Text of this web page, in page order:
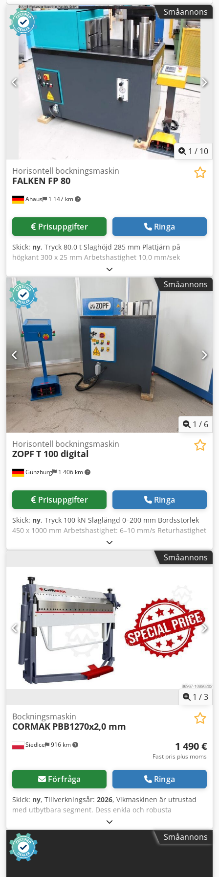
(stål/ALU/rostfritt) Crsdoxabkbspfx Ad Iof -
Elektrohydraulisk justering av under- och sidovalsar -
Linjär styrning av sidovalsar - Övervals driven av kraftfull
elmotor och planetväxel - Fristående, separat
manöverbord - Härdade valsar SAE 1050 (CK 45) och
bombade - Konisk bockenhet - 3x axel digital display för
exakta valslägen - Elektrohydrauliskt vridlager -
Bruksanvisning (PDF)
Småannons
1 / 10
Ahaus 1 147 km
Horisontell bockningsmaskin
FALKEN FP 80
Prisuppgifter Ringa
Skick: ny, Tryck 80,0 t Slaghöjd 285 mm Plattjärn på
högkant 300 x 25 mm Arbetshastighet 10,0 mm/sek
Returhastighet 10,0 mm/min Arbetshöjd 930 mm Bord: 750
x 1425 mm Totalt effektbehov 10,0 kW Motor 400 Volt 50 Hz
Oljevolym 120 l Vikt 1700 kg Mått L-B-H 1500 x 750 x 1800
mm Utrustning: - Elektrohydraulisk horisontell
bockningsmaskin - Stort, robust maskinbord av härdat stål
- Maskin av härdat och slipat smidestål - Digital display för
slaginställning * Programmering av 1x böjändpunkt & 1x
återgångspunkt möjlig - 1x verktygssats (1x bockstempel /
1x 1V matris) * Bockstempel .. Grad: 60° / Bockradie: 5,0
mm * Matris .. Grad: 85° / V-öppning: 100,0 mm
Crjdjxabhaopfx Ad Isf - Steglös inställning av
bockningshastighet & presskraft - 1x manuell
materialanslag - Fritt rörlig dubbel fotpedal - Maskinen kan
förflyttas med palltruck/gaffeltruck - Bruksanvisning
Småannons
1 / 6
Günzburg 1 406 km
Horisontell bockningsmaskin
ZOPF T 100 digital
Prisuppgifter Ringa
Skick: ny, Tryck 100 kN Slaglängd 0–200 mm Bordsstorlek
450 x 1000 mm Arbetshastighet: 6–10 mm/s Returhastighet
20 mm/s Arbetshöjd 900 mm Verktygshöjd max. 200 mm
Total effektförbrukning 1,5 kW Böjkapacitet max. – runt 42
x 3,2 mm Böjkapacitet 150 x 10 mm Vikt 320 kg Mått 1010 x
handsmanövrering* Tillbehör: Fotpedal -inklusive digital
display Credezr Rp Depfx Ad Isf -inklusive böjsdorn utan
stötstång -inklusive verktygshållare för stans -inklusive V-
stans V 63 -inklusive stötstång R 5
Småannons
1 /3
Siedlce 916 km
Bockningsmaskin
CORMAK PBB1270x2,0 mm
1 490 €
Fast pris plus moms
Förfråga Ringa
Skick: ny, Tillverkningsår: 2026, Vikmaskinen är utrustad
med utbytbara segment. Dess enkla och robusta
konstruktion säkerställer hög komfort vid användning och
ett brett användningsområde. Maskinens egenskaper
Vikmaskinen är utrustad med utbytbara segment både på
den övre och nedre delen, vilket ger exceptionell
mångsidighet för att böja både stora och små
Småannons